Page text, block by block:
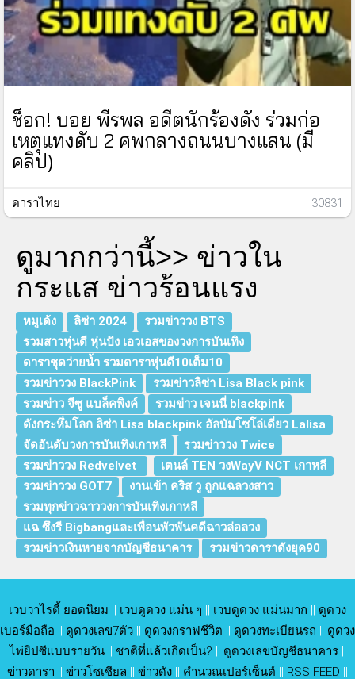
ช็อก! บอย พีรพล อดีตนักร้องดัง ร่วมก่อ
เหตุแทงดับ 2 ศพกลางถนนบางแสน (มี
คลิป)
ดาราไทย : 30831
ดูมากกว่านี้>> ข่าวใน
กระแส ข่าวร้อนแรง
หมูเด้ง ลิซ่า 2024
รวมข่าววง BTS
รวมสาวหุ่นดี หุ่นปัง เอวเอสของวงการบันเทิง
ดาราชุดว่ายน้ำ รวมดาราหุ่นดี10เต็ม10
รวมข่าววง BlackPink
รวมข่าวลิซ่า Lisa Black pink
รวมข่าว จีซู แบล็คพิงค์
รวมข่าว เจนนี่ blackpink
ดังกระหึ่มโลก ลิซ่า Lisa blackpink อัลบัมโซโล่เดี่ยว Lalisa
จัดอันดับวงการบันเทิงเกาหลี
รวมข่าววง Twice
รวมข่าววง Redvelvet
เตนล์ TEN วงWayV NCT เกาหลี
รวมข่าววง GOT7
งานเข้า คริส วู ถูกแฉลวงสาว
รวมทุกข่าวฉาววงการบันเทิงเกาหลี
แฉ ซึงรี Bigbangและเพื่อนพัวพันคดีฉาวล่อลวง
รวมข่าวเงินหายจากบัญชีธนาคาร
รวมข่าวดาราดังยุค90
เวบวาไรตี้ ยอดนิยม || เวบดูดวง แม่น ๆ || เวบดูดวง แม่นมาก || ดูดวง
เบอร์มือถือ || ดูดวงเลข7ตัว || ดูดวงกราฟชีวิต || ดูดวงทะเบียนรถ || ดูดวง
ไพ่ยิปซีแบบรายวัน|| ชาติที่แล้วเกิดเป็น? || ดูดวงเลขบัญชีธนาคาร||
ข่าวดารา || ข่าวโซเชียล || ข่าวดัง || คำนวณเปอร์เซ็นต์ || RSS FEED ||